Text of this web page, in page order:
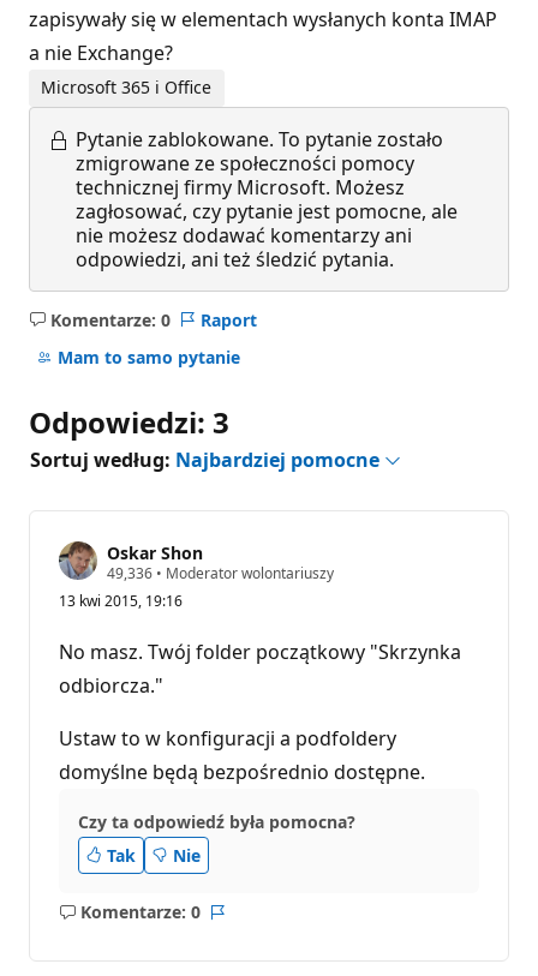
zapisywały się w elementach wysłanych konta IMAP
a nie Exchange?
Microsoft 365 i Office
Pytanie zablokowane. To pytanie zostało
zmigrowane ze społeczności pomocy
technicznej firmy Microsoft. Możesz
zagłosować, czy pytanie jest pomocne, ale
nie możesz dodawać komentarzy ani
odpowiedzi, ani też śledzić pytania.
Komentarze: 0
Brak
komentarzy
Raport
Mam to samo pytanie
Odpowiedzi: 3
Sortuj według: Najbardziej pomocne
Oskar Shon
49,336 P
n
t
y
r
u
t
a
i
• Moderator wolontariuszy
13 kwi 2015, 19:16
No masz. Twój folder początkowy "Skrzynka
odbiorcza."
Ustaw to w konfiguracji a podfoldery
domyślne będą bezpośrednio dostępne.
Czy ta odpowiedź była pomocna?
Tak
Nie
Komentarze: 0
Brak